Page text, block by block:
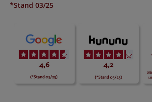
*Stand 03/25